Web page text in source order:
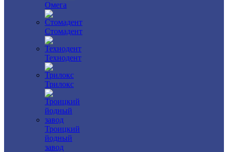
Омега
Стомадент
Технодент
Трилокс
Троицкий
йодный
завод